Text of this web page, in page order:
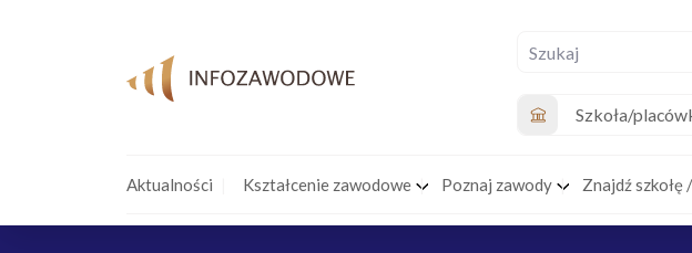
Szkoła/
Aktualności Kształcenie zawodowe Poznaj zawody Znajdź szkołę